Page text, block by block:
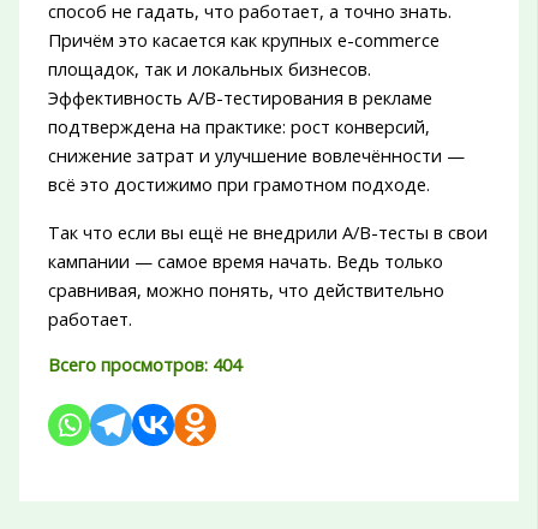
способ не гадать, что работает, а точно знать.
Причём это касается как крупных e-commerce
площадок, так и локальных бизнесов.
Эффективность A/B-тестирования в рекламе
подтверждена на практике: рост конверсий,
снижение затрат и улучшение вовлечённости —
всё это достижимо при грамотном подходе.
Так что если вы ещё не внедрили A/B-тесты в свои
кампании — самое время начать. Ведь только
сравнивая, можно понять, что действительно
работает.
Всего просмотров: 404